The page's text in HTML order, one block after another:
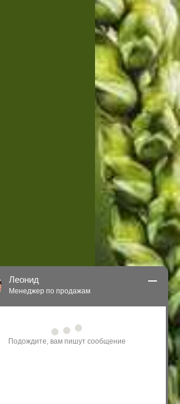
домов с
изменить
Леонид
Менеджер по продажам
Я могу
Вас по нашим
и проектам.